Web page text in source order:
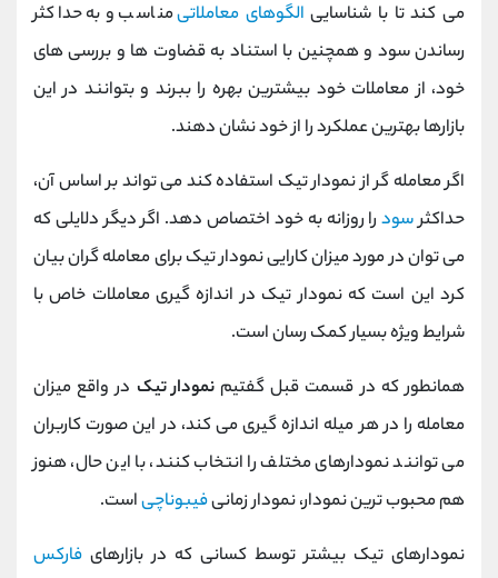
می کند تا با شناسایی الگوهای معاملاتیمناسب و به حداکثر
رساندن سود و همچنین با استناد به قضاوت ها و بررسی های
خود، از معاملات خود بیشترین بهره را ببرند و بتوانند در این
بازارها بهترین عملکرد را از خود نشان دهند.
اگر معامله گر از نمودار تیک استفاده کند می تواند بر اساس آن،
حداکثرسودرا روزانه به خود اختصاص دهد. اگر دیگر دلایلی که
می توان در مورد میزان کارایی نمودار تیک برای معامله گران بیان
کرد این است که نمودار تیک در اندازه گیری معاملات خاص با
شرایط ویژه بسیار کمک رسان است.
همانطور که در قسمت قبل گفتیمنمودار تیک در واقع میزان
معامله را در هر میله اندازه گیری می کند، در این صورت کاربران
می توانند نمودارهای مختلف را انتخاب کنند، با این حال، هنوز
هم محبوب ترین نمودار، نمودار زمانیفیبوناچیاست.
نمودارهای تیک بیشتر توسط کسانی که در بازارهای فارکس